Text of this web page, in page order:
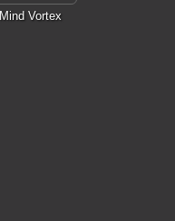
Mind Vortex